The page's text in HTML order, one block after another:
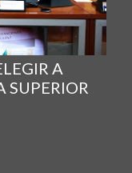
A
SUPERIOR